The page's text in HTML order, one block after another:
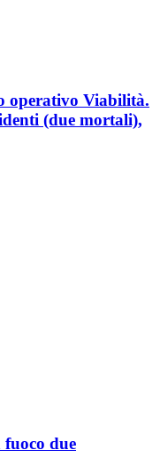
operativo Viabilità.
(due mortali),
fuoco due